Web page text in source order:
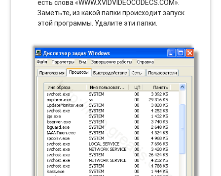
есть слова «WWW.XVIDVIDEOCODECS.COM».
Заметьте, из какой папки происходит запуск
этой программы. Удалите эти папки.